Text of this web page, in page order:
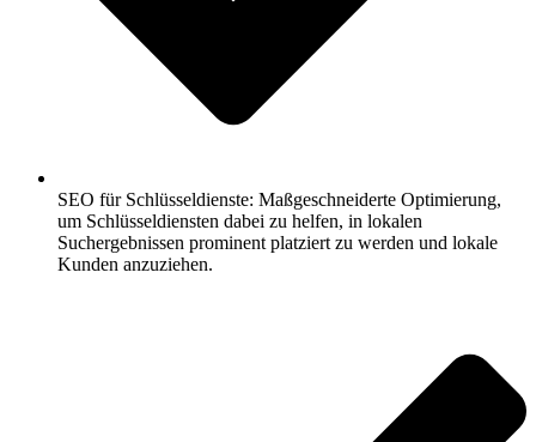
SEO für Schlüsseldienste: Maßgeschneiderte Optimierung,
um Schlüsseldiensten dabei zu helfen, in lokalen
Suchergebnissen prominent platziert zu werden und lokale
Kunden anzuziehen.